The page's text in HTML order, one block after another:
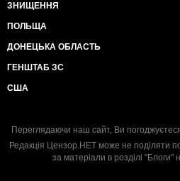
ЗНИЩЕННЯ
ПОЛЬЩА
ДОНЕЦЬКА ОБЛАСТЬ
ГЕНШТАБ ЗС
США
Переглядаючи наш сайт, Ви
Редакція Цензор.НЕТ може не поділяти
за матеріали в розділі "Блоги"